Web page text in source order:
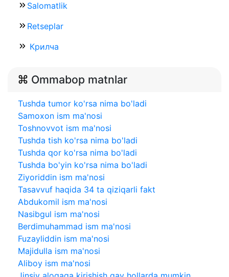
Salomatlik
Retseplar
Крилча
Ommabop matnlar
Tushda tumor ko'rsa nima bo'ladi
Samoxon ism ma'nosi
Toshnovvot ism ma'nosi
Tushda tish ko'rsa nima bo'ladi
Tushda qor ko'rsa nima bo'ladi
Tushda bo'yin ko'rsa nima bo'ladi
Ziyoriddin ism ma'nosi
Tasavvuf haqida 34 ta qiziqarli fakt
Abdukomil ism ma'nosi
Nasibgul ism ma'nosi
Berdimuhammad ism ma'nosi
Fuzayliddin ism ma'nosi
Majidulla ism ma'nosi
Aliboy ism ma'nosi